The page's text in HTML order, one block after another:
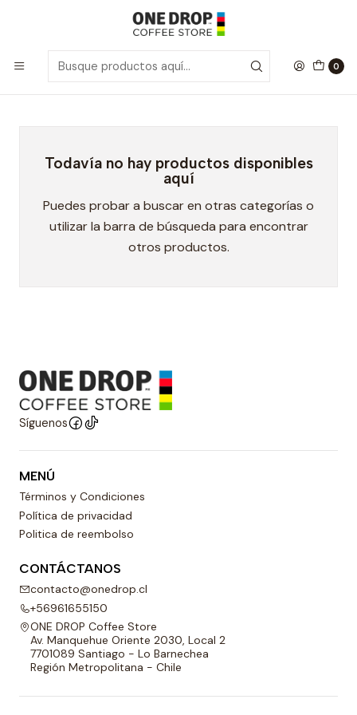
0
Inicio Helado Proteína
Helado Proteína
Todavía no hay productos disponibles
aquí
Puedes probar a buscar en otras categorías o
utilizar la barra de búsqueda para encontrar
otros productos.
Síguenos
MENÚ
Términos y Condiciones
Política de privacidad
Politica de reembolso
CONTÁCTANOS
contacto@onedrop.cl
+56961655150
ONE DROP Coffee Store
Av. Manquehue Oriente 2030, Local 2
7701089 Santiago - Lo Barnechea
Región Metropolitana - Chile